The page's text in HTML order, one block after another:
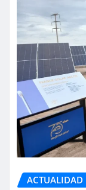
ACTUALIDAD